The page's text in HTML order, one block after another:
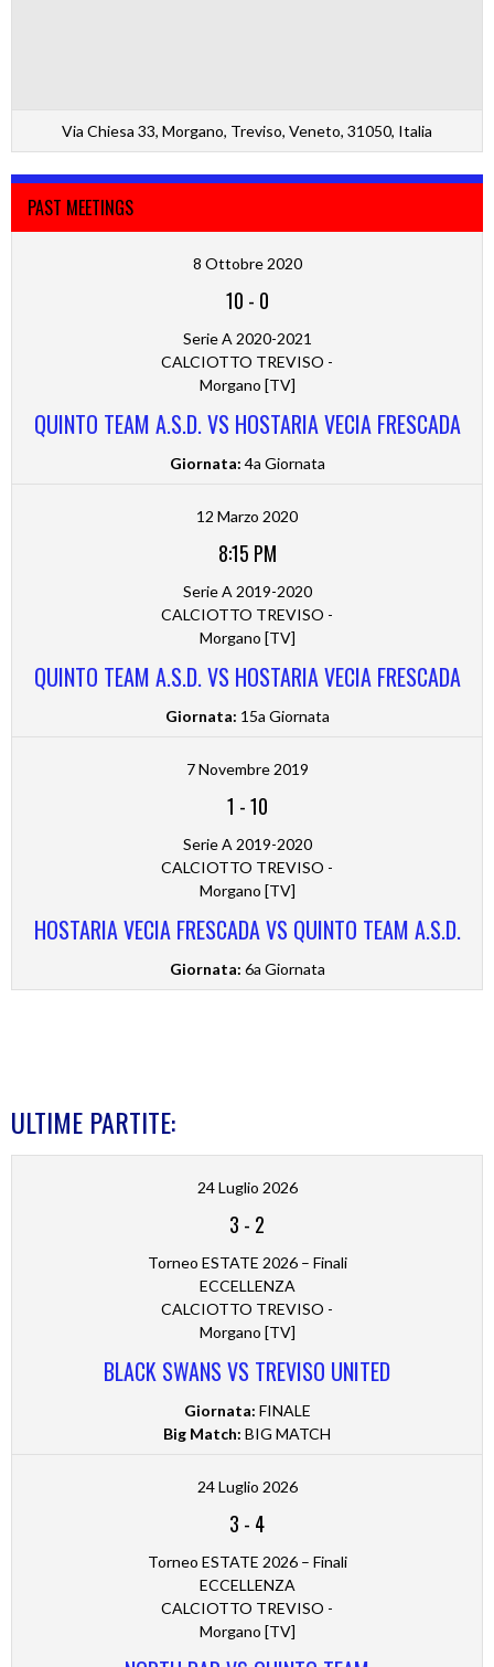
Via Chiesa 33, Morgano, Treviso, Veneto, 31050, Italia
PAST MEETINGS
8 Ottobre 2020
10 - 0
Serie A 2020-2021
CALCIOTTO TREVISO -
Morgano [TV]
QUINTO TEAM A.S.D. VS HOSTARIA VECIA FRESCADA
Giornata: 4a Giornata
12 Marzo 2020
8:15 PM
Serie A 2019-2020
CALCIOTTO TREVISO -
Morgano [TV]
QUINTO TEAM A.S.D. VS HOSTARIA VECIA FRESCADA
Giornata: 15a Giornata
7 Novembre 2019
1 -10
Serie A 2019-2020
CALCIOTTO TREVISO -
Morgano [TV]
HOSTARIA VECIA FRESCADA VS QUINTO TEAM A.S.D.
Giornata: 6a Giornata
ULTIME PARTITE:
24 Luglio 2026
3 - 2
Torneo ESTATE 2026 – Finali
ECCELLENZA
CALCIOTTO TREVISO -
Morgano [TV]
BLACK SWANS VS TREVISO UNITED
Giornata: FINALE
Big Match: BIG MATCH
24 Luglio 2026
3 - 4
Torneo ESTATE 2026 – Finali
ECCELLENZA
CALCIOTTO TREVISO -
Morgano [TV]